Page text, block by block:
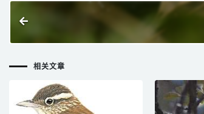
相关文章